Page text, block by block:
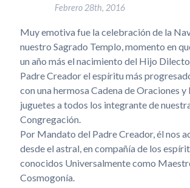
Febrero 28th, 2016
Muy emotiva fue la celebración de la
nuestro Sagrado Templo, momento en
un año más el nacimiento del Hijo
Padre Creador el espíritu más
con una hermosa Cadena de Oraciones y
juguetes a todos los integrante de
Congregación.
Por Mandato del Padre Creador, él nos
desde el astral, en compañía de los
conocidos Universalmente como
Cosmogonía.